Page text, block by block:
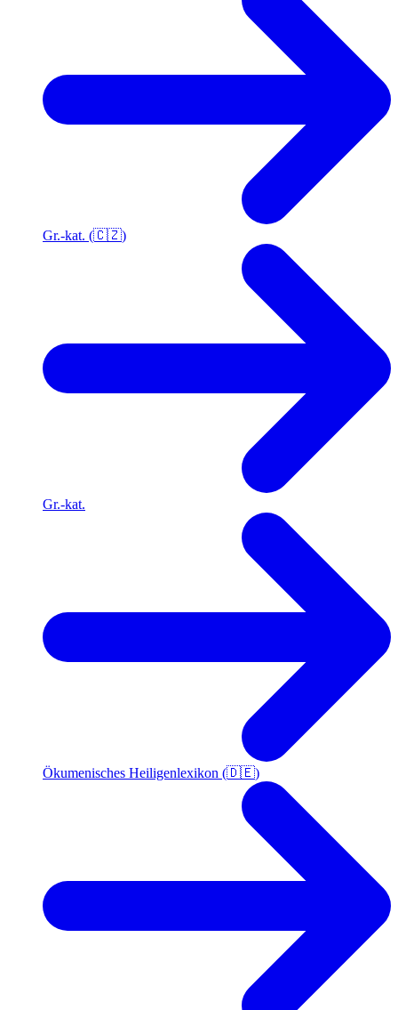
Gr.-kat. (🇨🇿)
Gr.-kat.
Ökumenisches Heiligenlexikon (🇩🇪)